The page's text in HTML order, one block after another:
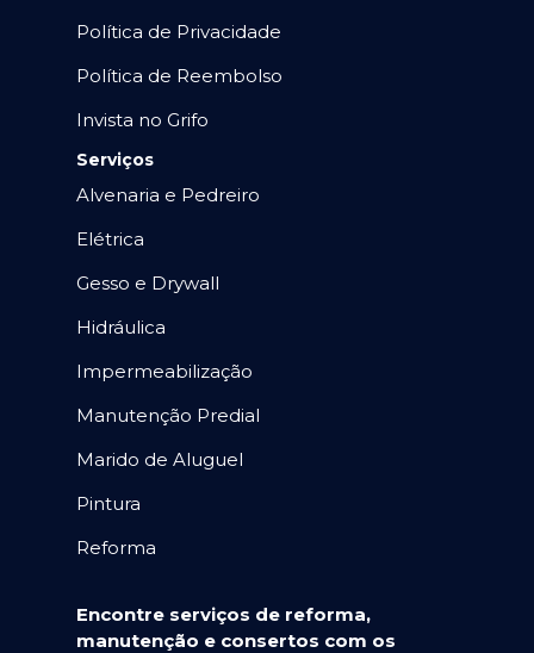
Política de Privacidade
Política de Reembolso
Invista no Grifo
Serviços
Alvenaria e Pedreiro
Elétrica
Gesso e Drywall
Hidráulica
Impermeabilização
Manutenção Predial
Marido de Aluguel
Pintura
Reforma
Encontre serviços de reforma,
manutenção e consertos com os